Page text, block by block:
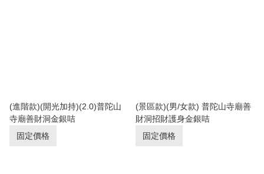
(進階款)(開光加持)(2.0)普陀山
寺廟善財洞金銀咭
固定價格
(景區款)(男/女款) 普陀山寺廟善
財洞招財護身金銀咭
固定價格